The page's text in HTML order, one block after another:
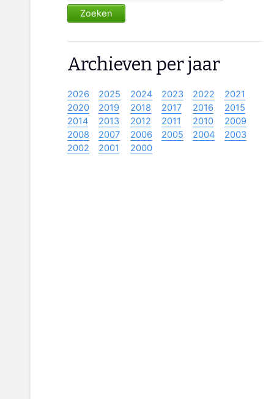
Zoeken
Archieven per jaar
2026 2025 2024 2023 2022
2021
2020
2019 2018 2017 2016
2015
2014
2013 2012 2011 2010
2009
2008
2007 2006 2005 2004
2003
2002
2001 2000